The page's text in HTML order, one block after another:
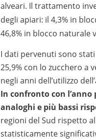
alveari. Il trattamento
degli apiari: il 4,3% in
46,8% in blocco naturale
I dati pervenuti sono stati
25,9% con lo zucchero a
negli anni dell’utilizzo
In confronto con
analoghi e più bassi
regioni del Sud rispetto
statisticamente